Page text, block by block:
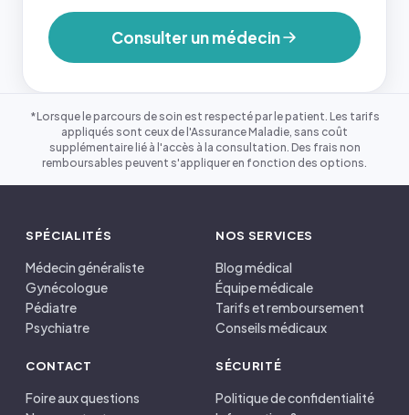
Consulter un médecin
*Lorsque le parcours de soin est respecté par le patient. Les tarifs
appliqués sont ceux de l'Assurance Maladie, sans coût
supplémentaire lié à l'accès à la consultation. Des frais non
remboursables peuvent s'appliquer en fonction des options.
SPÉCIALITÉS
Médecin généraliste
Gynécologue
Pédiatre
Psychiatre
NOS SERVICES
Blog médical
Équipe médicale
Tarifs et remboursement
Conseils médicaux
CONTACT
Foire aux questions
SÉCURITÉ
Politique de confidentialité